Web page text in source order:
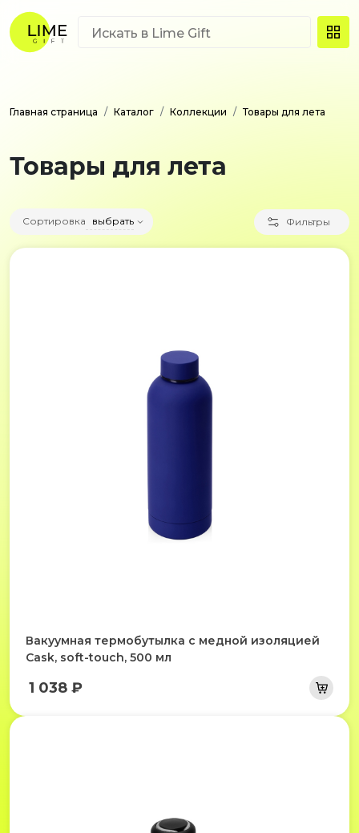
Главная страница Каталог Коллекции Товары для лета
Товары для лета
Сортировка выбрать Фильтры
Вакуумная термобутылка с медной изоляцией
Cask, soft-touch, 500 мл
1 038 ₽